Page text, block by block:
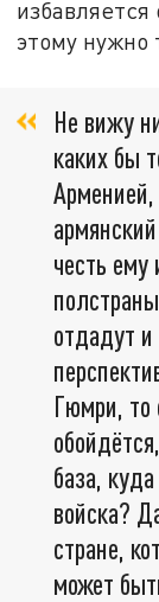
этому нужно
Не вижу
каких бы
честь
отдадут
Гюмри, то
база,
войска?
стране,
может